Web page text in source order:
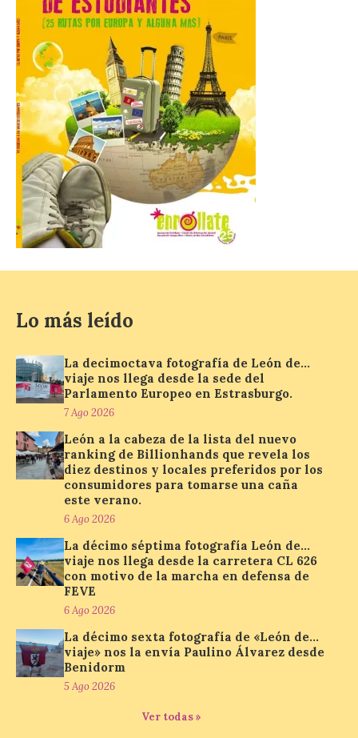
pero también una de las
más agotadas: solo un 4%
de alojamientos libres.
Zamora, Palencia y Álava son las
provincias con menos margen: apenas un
1% de los alojamientos siguen libres para
esas […]
El eclipse genera un boom
de reservas hoteleras y
precios desorbitados,
según SiteMinder
7 Ago 2026
mayor aumento en
reservas, precios y
planificación: reservas más anticipadas y
estancias más breves en torno al evento.
Madrid, 7 agosto de […]
Mil y una iniciativas para
disfrutar del eclipse total
de Sol en Lleida
7 Ago 2026
Las comarcas del llano de
Lleida, especialmente El
convertirán el día 12 de
privilegiado para observar este fenómeno
único. . El 12 de agosto, aproximadamente
a las 20.30 h, la Luna […]
El Ayuntamiento de
Lo más leído
La decimoctava fotografía de León de…
viaje nos llega desde la sede del
Parlamento Europeo en Estrasburgo.
7 Ago 2026
León a la cabeza de la lista del nuevo
ranking de Billionhands que revela los
diez destinos y locales preferidos por los
consumidores para tomarse una caña
este verano.
6 Ago 2026
La décimo séptima fotografía León de…
viaje nos llega desde la carretera CL 626
con motivo de la marcha en defensa de
FEVE
6 Ago 2026
La décimo sexta fotografía de «León de…
viaje» nos la envía Paulino Álvarez desde
Benidorm
5 Ago 2026
Ver todas »